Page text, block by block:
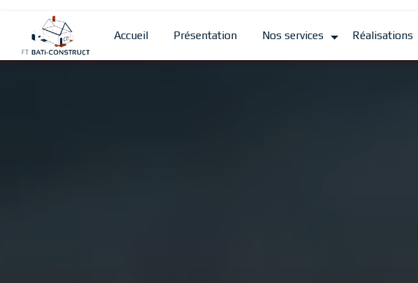
Accueil Présentation Nos services Réalisations